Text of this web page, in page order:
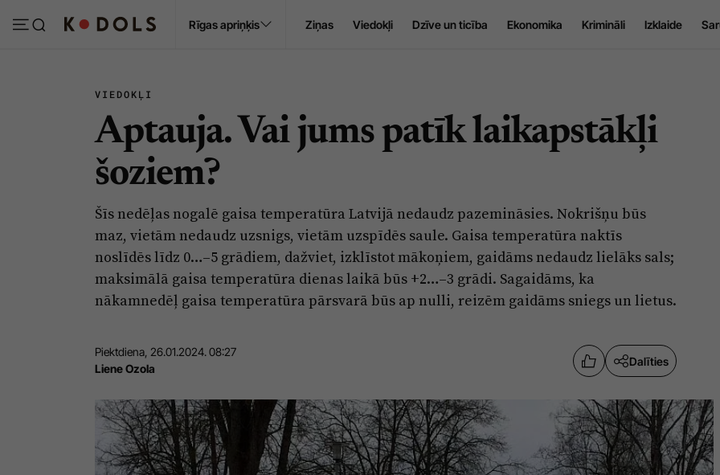
Rīgas apriņķis Ziņas Viedokļi Dzīve un ticība Ekonomika Krimināli Izklaide
VIEDOKĻI
Aptauja. Vai jums patīk laikapstākļi
šoziem?
Šīs nedēļas nogalē gaisa temperatūra Latvijā nedaudz pazemināsies. Nokrišņu būs
maz, vietām nedaudz uzsnigs, vietām uzspīdēs saule. Gaisa temperatūra naktīs
noslīdēs līdz 0…–5 grādiem, dažviet, izklīstot mākoņiem, gaidāms nedaudz lielāks sals;
maksimālā gaisa temperatūra dienas laikā būs +2…–3 grādi. Sagaidāms, ka
nākamnedēļ gaisa temperatūra pārsvarā būs ap nulli, reizēm gaidāms sniegs un lietus.
Piektdiena, 26.01.2024. 08:27
Liene Ozola
Dalīties